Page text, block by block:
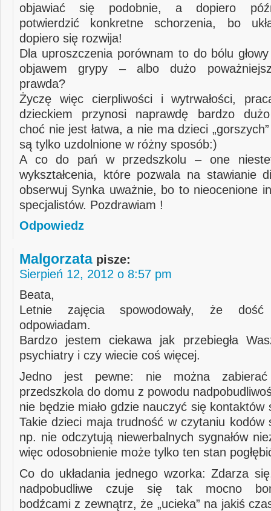
objawiać się podobnie, a dopiero
potwierdzić konkretne schorzenia, bo
dopiero się rozwija!
Dla uproszczenia porównam to do bólu
objawem grypy – albo dużo
prawda?
Życzę więc cierpliwości i wytrwałości,
dzieckiem przynosi naprawdę bardzo
choć nie jest łatwa, a nie ma dzieci „gorszych”
są tylko uzdolnione w różny sposób:)
A co do pań w przedszkolu – one
wykształcenia, które pozwala na stawianie
obserwuj Synka uważnie, bo to nieocenione
specjalistów. Pozdrawiam !
Odpowiedz
Malgorzata pisze:
Sierpień 12, 2012 o 8:57 pm
Beata,
Letnie zajęcia spowodowały, że
odpowiadam.
Bardzo jestem ciekawa jak przebiegła
psychiatry i czy wiecie coś więcej.
Jedno jest pewne: nie można
przedszkola do domu z powodu
nie będzie miało gdzie nauczyć się kontaktów
Takie dzieci maja trudność w czytaniu kodów
np. nie odczytują niewerbalnych sygnałów
więc odosobnienie może tylko ten stan
Co do układania jednego wzorka: Zdarza
nadpobudliwe czuje się tak mocno
bodźcami z zewnątrz, że „ucieka” na jakiś